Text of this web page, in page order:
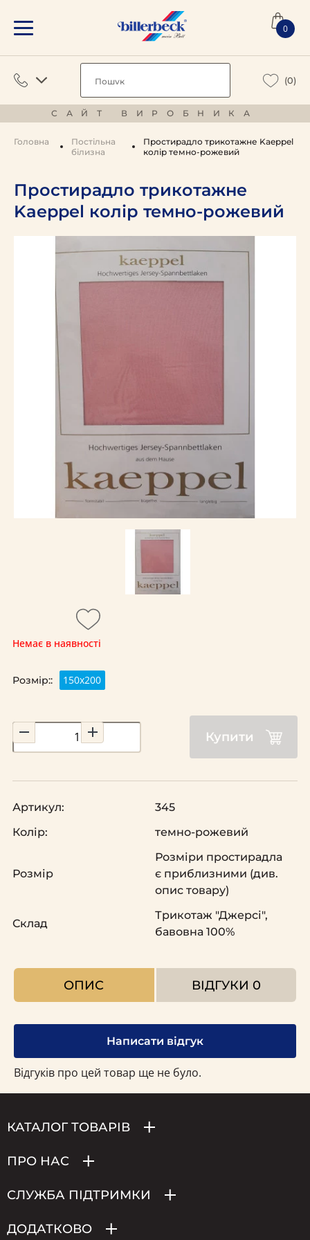
0
(0)
САЙТ ВИРОБНИКА
Головна
Постільна
білизна
Простирадло трикотажне Kaeppel
колір темно-рожевий
Простирадло трикотажне
Kaeppel колір темно-рожевий
Немає в наявності
Розмір:: 150х200
Купити
Артикул:
345
Колір:
темно-рожевий
Розмір
Розміри простирадла
є приблизними (див.
опис товару)
Склад
Трикотаж "Джерсі",
бавовна 100%
ОПИС ВІДГУКИ 0
Написати відгук
Відгуків про цей товар ще не було.
КАТАЛОГ ТОВАРІВ
ПРО НАС
СЛУЖБА ПІДТРИМКИ
ДОДАТКОВО